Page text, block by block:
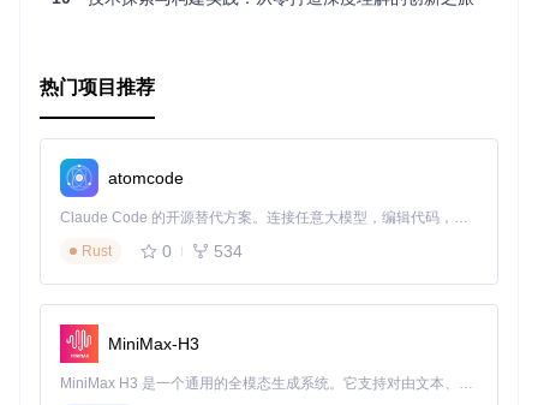
热门项目推荐
atomcode
Claude Code 的开源替代方案。连接任意大模型，编辑代码，运行命令，自动验证 — 全自动执行。用 Rust 构建，极致性能。 ｜ An open-source alternative to Claude Code. Connect any LLM, edit code, run commands, and verify changes — autonomously. Built in Rust for speed. Get Started
Rust
0 534
MiniMax-H3
MiniMax H3 是一个通用的全模态生成系统。它支持对由文本、图像、视频和音频组成的多模态上下文进行统一理解，并能生成分辨率高达 2K、时长可达 15 秒的带原生立体声音频的视频。得益于面向任务泛化的系统设计，H3 在预训练阶段就已具备广泛的多模态上下文理解与生成能力，能够出色地执行复杂的多模态指令。